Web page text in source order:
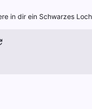
in dir ein Schwarzes